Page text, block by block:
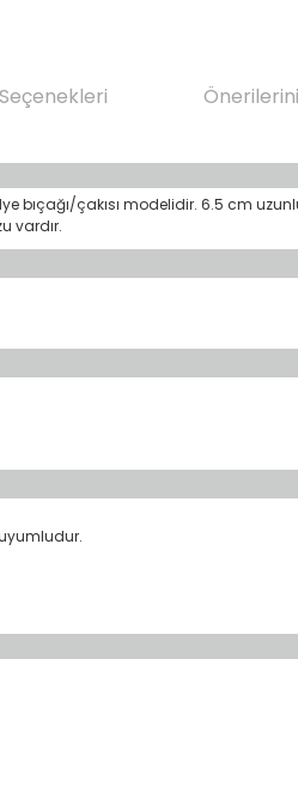
bıçağı/çakısı modelidir. 6.5 cm
vardır.